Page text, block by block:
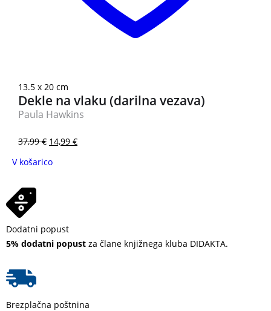
13.5 x 20 cm
Dekle na vlaku (darilna vezava)
Paula Hawkins
37,99€ 14,99 €
V košarico
Dodatni popust
5% dodatni popust za člane knjižnega kluba DIDAKTA.
Brezplačna poštnina